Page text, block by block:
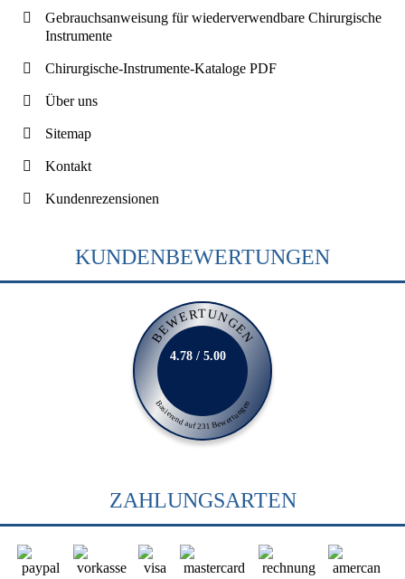
Gebrauchsanweisung für wiederverwendbare Chirurgische
Instrumente
Chirurgische-Instrumente-Kataloge PDF
Über uns
Sitemap
Kontakt
Kundenrezensionen
KUNDENBEWERTUNGEN
BEWERTUNGEN
Basierend auf 231 Bewertungen
4.78 / 5.00
ZAHLUNGSARTEN